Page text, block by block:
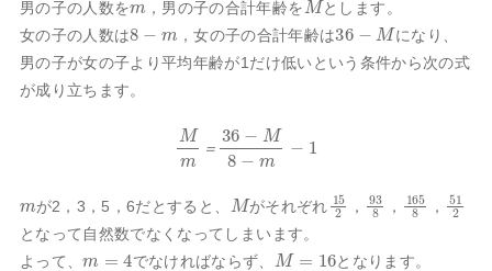
男の子の人数を ，男の子の合計年齢を
とします。
女の子の人数は8 ，女の子の合計年齢は36 M
になり、
男の子が女の子より平均年齢が1だけ低いという条件から次の式
が成り立ちます。
Mm 36 8−
が2，3，5，6だとすると、 M がそれぞれ 15 ， 93 ， 165 ， 51
となって自然数でなくなってしまいます。
よって、
でなければならず、 M= 16 となります。